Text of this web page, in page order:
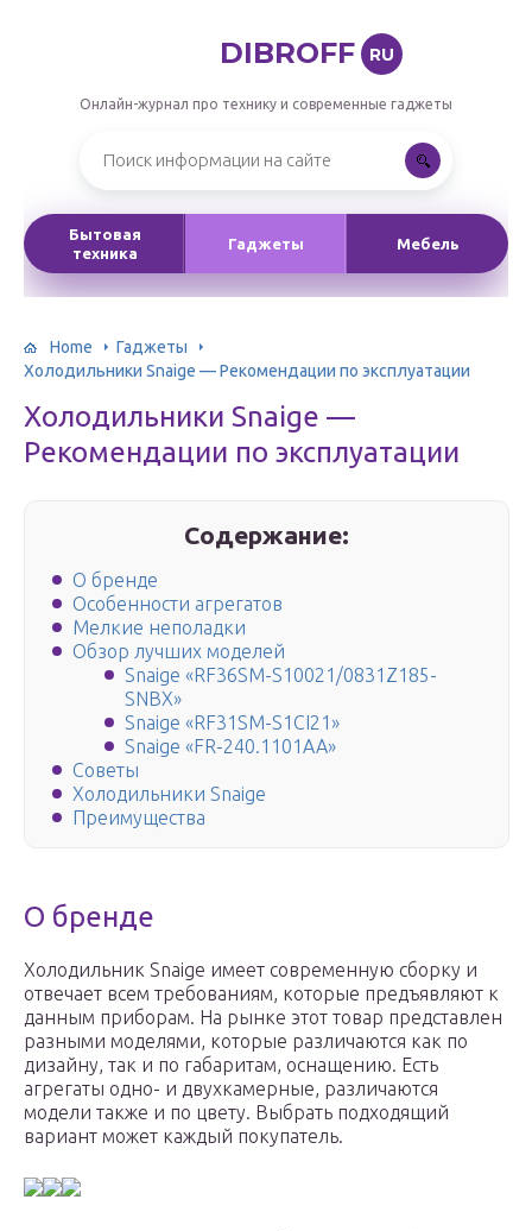
DIBROFF RU
Онлайн-журнал про технику и современные гаджеты
Бытовая
техника
Гаджеты Мебель
Home
Гаджеты
Холодильники Snaige — Рекомендации по эксплуатации
Холодильники Snaige —
Рекомендации по эксплуатации
Содержание:
О бренде
Особенности агрегатов
Мелкие неполадки
Обзор лучших моделей
Snaige «RF36SM-S10021/0831Z185-
SNBX»
Snaige «RF31SM-S1CI21»
Snaige «FR-240.1101AA»
Советы
Холодильники Snaige
Преимущества
О бренде
Холодильник Snaige имеет современную сборку и
отвечает всем требованиям, которые предъявляют к
данным приборам. На рынке этот товар представлен
разными моделями, которые различаются как по
дизайну, так и по габаритам, оснащению. Есть
агрегаты одно- и двухкамерные, различаются
модели также и по цвету. Выбрать подходящий
вариант может каждый покупатель.